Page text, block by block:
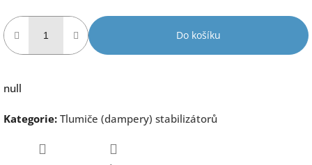
Do košíku
null
Kategorie: Tlumiče (dampery) stabilizátorů